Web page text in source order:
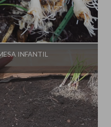
Paso a Paso
INFANTIL